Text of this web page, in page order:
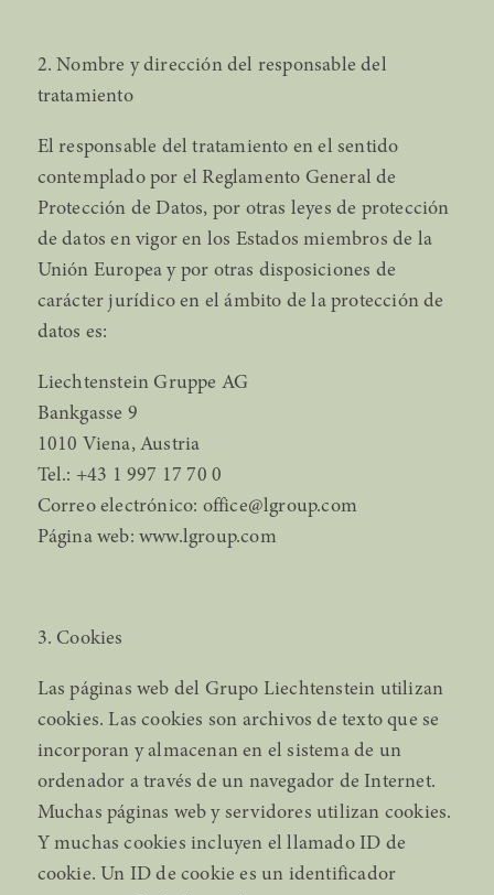
2. Nombre y dirección del responsable del
tratamiento
El responsable del tratamiento en el sentido
contemplado por el Reglamento General de
Protección de Datos, por otras leyes de protección
de datos en vigor en los Estados miembros de la
Unión Europea y por otras disposiciones de
carácter jurídico en el ámbito de la protección de
datos es:
Liechtenstein Gruppe AG
Bankgasse 9
1010 Viena, Austria
Tel.: +43 1 997 17 70 0
Correo electrónico: office@lgroup.com
Página web: www.lgroup.com
3. Cookies
Las páginas web del Grupo Liechtenstein utilizan
cookies. Las cookies son archivos de texto que se
incorporan y almacenan en el sistema de un
ordenador a través de un navegador de Internet.
Muchas páginas web y servidores utilizan cookies.
Y muchas cookies incluyen el llamado ID de
cookie. Un ID de cookie es un identificador